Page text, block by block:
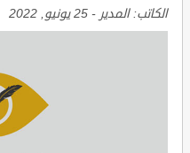
الكاتب:المدير - 25 يونيو, 2022